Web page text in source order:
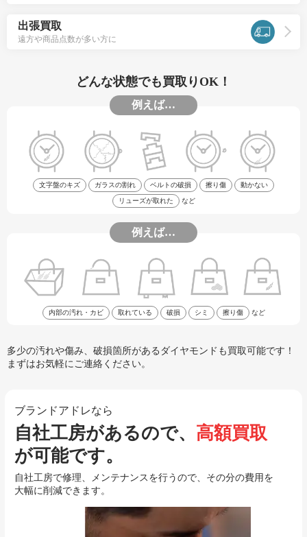
出張買取
遠方や商品点数が多い方に
どんな状態でも買取りOK！
例えば…
文字盤のキズ ガラスの割れ ベルトの破損 擦り傷 動かない
リューズが取れた など
例えば…
内部の汚れ・カビ 取れている 破損 シミ 擦り傷 など
多少の汚れや傷み、破損箇所があるダイヤモンドも買取可能です！
まずはお気軽にご連絡ください。
ブランドアドレなら
自社工房があるので、 高額買取
が可能です。
自社工房で修理、メンテナンスを行うので、その分の費用を
大幅に削減できます。